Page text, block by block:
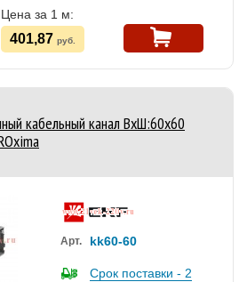
Цена за 1 м:
401,87 руб.
кабельный канал ВхШ:60х60
Арт. kk60-60
Срок поставки - 2